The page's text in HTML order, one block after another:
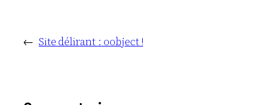
← Site délirant : oobject !